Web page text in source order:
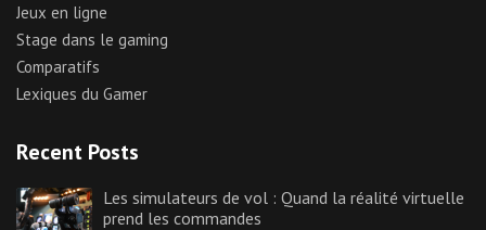
Jeux en ligne
Stage dans le gaming
Comparatifs
Lexiques du Gamer
Recent Posts
Les simulateurs de vol : Quand la réalité virtuelle
prend les commandes